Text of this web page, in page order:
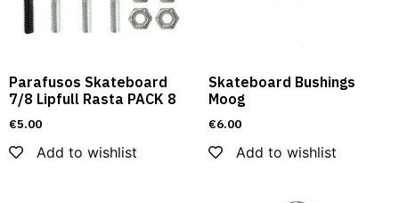
Parafusos Skateboard
7/8 Lipfull Rasta PACK 8
€5.00
Add to wishlist
Skateboard Bushings
Moog
€6.00
Add to wishlist